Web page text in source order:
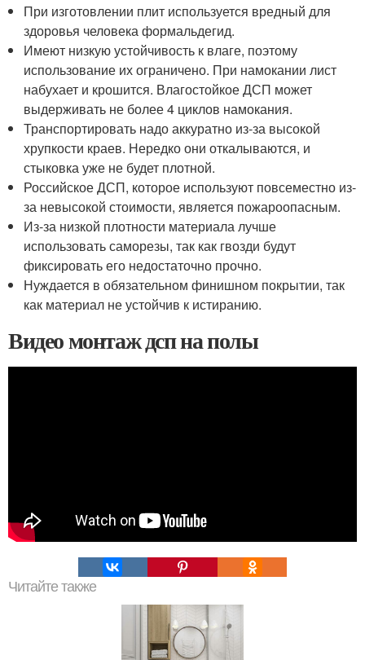
При изготовлении плит используется вредный для
здоровья человека формальдегид.
Имеют низкую устойчивость к влаге, поэтому
использование их ограничено. При намокании лист
набухает и крошится. Влагостойкое ДСП может
выдерживать не более 4 циклов намокания.
Транспортировать надо аккуратно из-за высокой
хрупкости краев. Нередко они откалываются, и
стыковка уже не будет плотной.
Российское ДСП, которое используют повсеместно из-
за невысокой стоимости, является пожароопасным.
Из-за низкой плотности материала лучше
использовать саморезы, так как гвозди будут
фиксировать его недостаточно прочно.
Нуждается в обязательном финишном покрытии, так
как материал не устойчив к истиранию.
Видео монтаж дсп на полы
Читайте также